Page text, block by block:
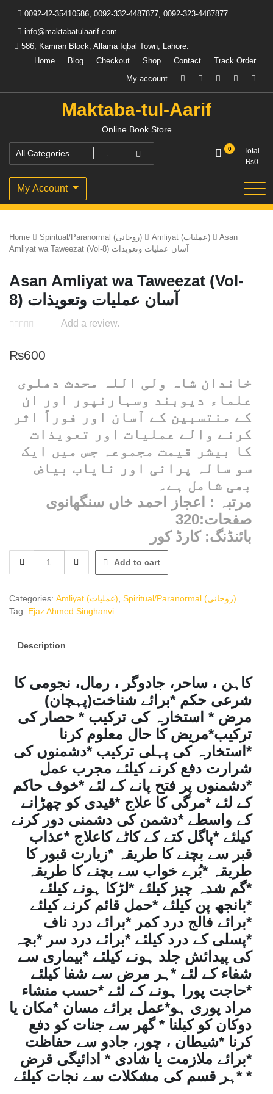
content
0092-42-35410586, 0092-332-4487877, 0092-323-4487877
info@maktabatulaarif.com
586, Kamran Block, Allama Iqbal Town, Lahore.
Home
Blog Checkout Shop Contact
Track Order
My account
Maktaba-tul-Aarif
Online Book Store
0
Total
₨0
My Account
Home Spiritual/Paranormal (روحانی) Amliyat (عملیات)
Asan
Amliyat wa Taweezat (Vol-8) آسان عملیات وتعویذات
Asan Amliyat wa Taweezat (Vol-
8) آسان عملیات وتعویذات
Add a review.
₨600
خاندان شاہ ولی اللہ محدث دھلوی
علماء دیوبند وسہارنپور اور ان
کے منتسبین کے آسان اور فوراً اثر
کرنے والے عملیات اور تعویذات
کا بیشر قیمت مجموعہ جس میں ایک
سو سالہ پرانی اور نایاب بیاض
بھی شامل ہے۔
مرتبہ : اعجاز احمد خاں سنگھانوی
صفحات:320
بائنڈنگ: کارڈ کور
Amliyat
Taweezat
(Vol-
عملیات
وتعویذات
Add to cart
Categories: Amliyat (عملیات)
Spiritual/Paranormal (روحانی)
Tag: Ejaz Ahmed Singhanvi
Description
کاہن ، ساحر، جادوگر ، رمال، نجومی کا
شرعی حکم *برائے شناخت(پہچان)
مرض * استخارہ کی ترکیب * حصار کی
ترکیب*مریض کا حال معلوم کرنا
*استخارہ کی پہلی ترکیب *دشمنوں کی
شرارت دفع کرنے کیلئے مجرب عمل
*دشمنوں پر فتح پانے کے لئے *خوف حاکم
کے لئے *مرگی کا علاج *قیدی کو چھڑانے
کے واسطے *دشمن کی دشمنی دور کرنے
کیلئے *پاگل کتے کے کاٹے کاعلاج *عذاب
قبر سے بچنے کا طریقہ *زیارت قبور کا
طریقہ *بُرے خواب سے بچنے کا طریقہ
*گم شدہ چیز کیلئے *لڑکا ہونے کیلئے
*بانجھ پن کیلئے *حمل قائم کرنے کیلئے
*برائے فالج درد کمر *برائے درد ناف
*پسلی کے درد کیلئے *برائے درد سر *بچہ
کی پیدائش جلد ہونے کیلئے *بیماری سے
شفاء کے لئے *ہر مرض سے شفا کیلئے
*حاجت پورا ہونے کے لئے *حسب منشاء
مراد پوری ہو*عمل برائے مسان *مکان یا
دوکان کو کیلنا * گھر سے جنات کو دفع
کرنا *شیطان ، چور، جادو سے حفاظت
*برائے ملازمت یا شادی * ادائیگی قرض
*ہر قسم کی مشکلات سے نجات کیلئے *